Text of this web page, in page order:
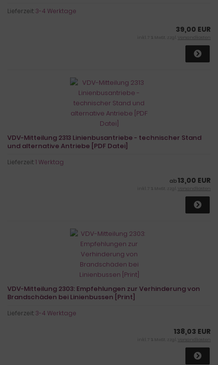
Lieferzeit:3-4 Werktage
39,00 EUR
inkl. 7 % MwSt. zzgl. Versandkosten
VDV-Mitteilung 2313 Linienbusantriebe - technischer Stand
und alternative Antriebe [PDF Datei]
Lieferzeit:1 Werktag
ab13,00 EUR
inkl. 7 % MwSt. zzgl. Versandkosten
VDV-Mitteilung 2303: Empfehlungen zur Verhinderung von
Brandschäden bei Linienbussen [Print]
Lieferzeit:3-4 Werktage
138,03 EUR
inkl. 7 % MwSt. zzgl. Versandkosten